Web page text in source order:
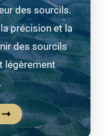
des sourcils.
précision et la
des sourcils
légèrement